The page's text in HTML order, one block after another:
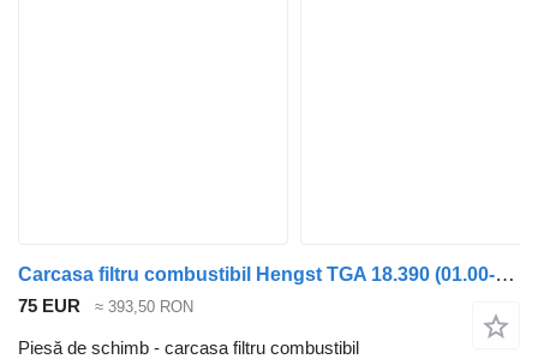
Carcasa filtru combustibil Hengst TGA 18.390 (01.00-) 51.12501-7290 pentru cap tractor MAN 4-series, TGA (1993-2009)
75 EUR ≈ 393,50 RON
Piesă de schimb - carcasa filtru combustibil